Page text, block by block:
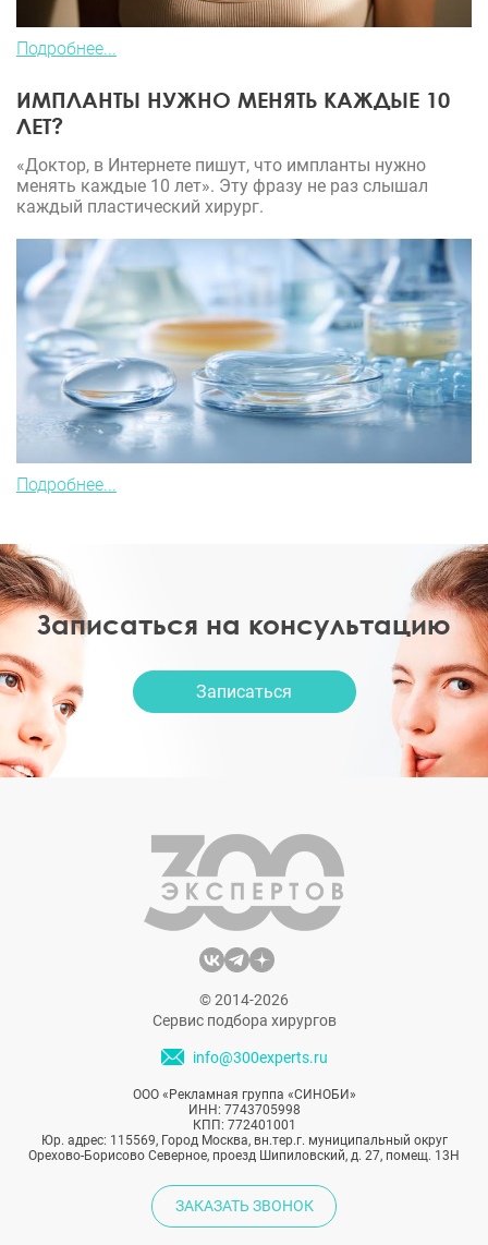
Подробнее...
ИМПЛАНТЫ НУЖНО МЕНЯТЬ КАЖДЫЕ 10
ЛЕТ?
«Доктор, в Интернете пишут, что импланты нужно
менять каждые 10 лет». Эту фразу не раз слышал
каждый пластический хирург.
Подробнее...
Записаться на консультацию
Записаться
© 2014-2026
Сервис подбора хирургов
info@300experts.ru
ООО «Рекламная группа «СИНОБИ»
ИНН: 7743705998
КПП: 772401001
Юр. адрес: 115569, Город Москва, вн.тер.г. муниципальный округ
Орехово-Борисово Северное, проезд Шипиловский, д. 27, помещ. 13Н
ЗАКАЗАТЬ ЗВОНОК